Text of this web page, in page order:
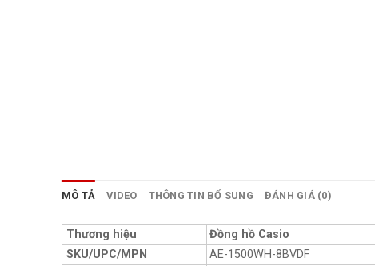
MÔ TẢ VIDEO THÔNG TIN BỔ SUNG ĐÁNH GIÁ (0)
Thương hiệu
Đồng hồ Casio
SKU/UPC/MPN
AE-1500WH-8BVDF